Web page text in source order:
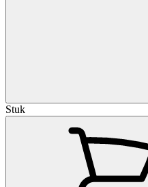
Stuk